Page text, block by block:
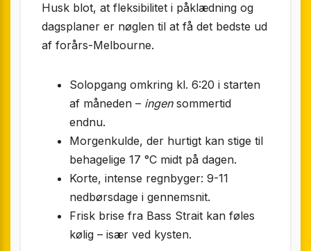
Husk blot, at fleksibilitet i påklædning og
dagsplaner er nøglen til at få det bedste ud
af forårs-Melbourne.
Solopgang omkring kl. 6:20 i starten
af måneden – ingensommertid
endnu.
Morgenkulde, der hurtigt kan stige til
behagelige 17 °C midt på dagen.
Korte, intense regnbyger: 9-11
nedbørsdage i gennemsnit.
Frisk brise fra Bass Strait kan føles
kølig – især ved kysten.